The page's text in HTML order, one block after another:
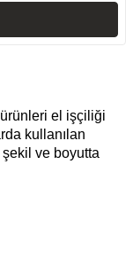
el işçiliği
kullanılan
ve boyutta